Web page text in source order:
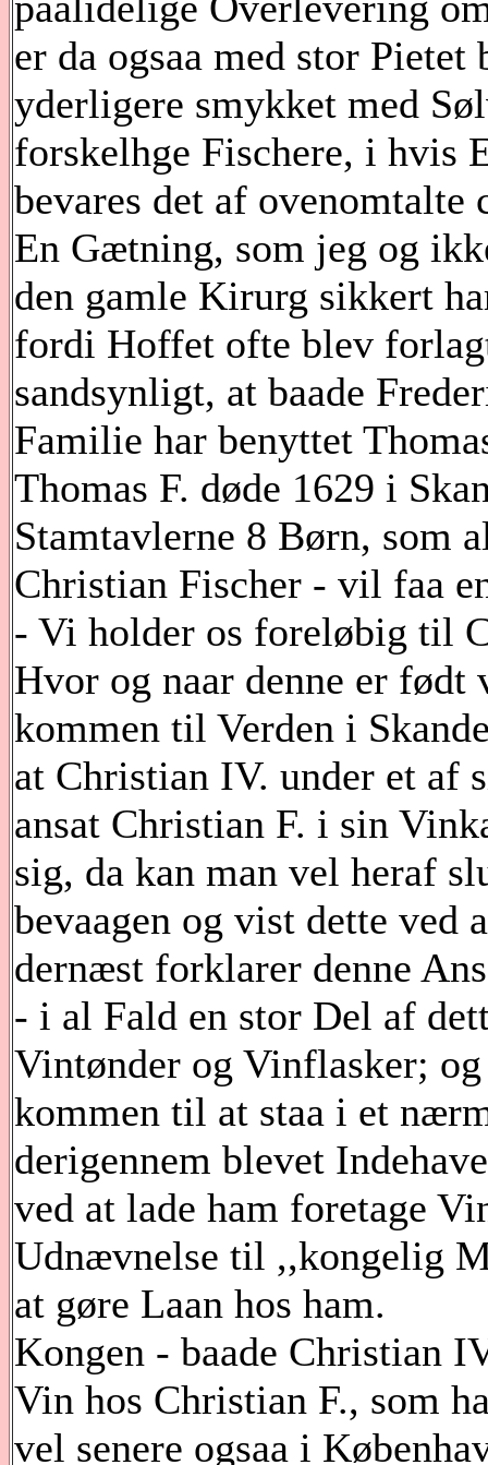
er da ogsaa med stor
yderligere smykket med
forskelhge Fischere, i hvis
bevares det af ovenomtalte
En Gætning, som jeg og
den gamle Kirurg sikkert
fordi Hoffet ofte blev
sandsynligt, at baade
Familie har benyttet
Thomas F. døde 1629 i
Stamtavlerne 8 Børn, som
Christian Fischer - vil faa
- Vi holder os foreløbig til
Hvor og naar denne er
kommen til Verden i
at Christian IV. under et af
ansat Christian F. i sin
sig, da kan man vel heraf
bevaagen og vist dette ved
dernæst forklarer denne
- i al Fald en stor Del af
Vintønder og Vinflasker;
kommen til at staa i et
derigennem blevet
ved at lade ham foretage
Udnævnelse til ,,kongelig
at gøre Laan hos ham.
Kongen - baade Christian
Vin hos Christian F., som
vel senere ogsaa i